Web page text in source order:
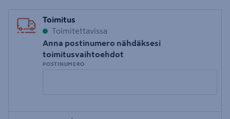
Toimitus
Toimitettavissa
Anna postinumero nähdäksesi
toimitusvaihtoehdot
POSTINUMERO